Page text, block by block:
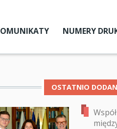
SGH
NUMERY
Aktualny numer
OSTATNIO